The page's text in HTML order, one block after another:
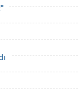
için bölgede
başlatıldı.